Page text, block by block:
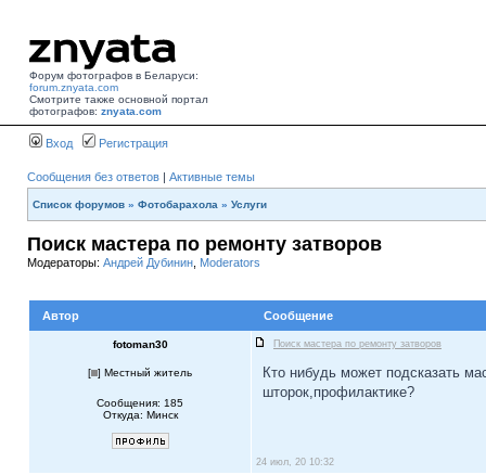
Форум фотографов в Беларуси:
forum.znyata.com
Смотрите также основной портал
фотографов: znyata.com
Вход Регистрация
Сообщения без ответов | Активные темы
Список форумов » Фотобарахола » Услуги
Поиск мастера по ремонту затворов
Модераторы: Андрей Дубинин Moderators
Автор Сообщение
fotoman30 Поиск мастера по ремонту затворов
[ ] Местный житель
Сообщения: 185
Откуда: Минск
Кто нибудь может подсказать
шторок,профилактике?
24 июл, 20 10:32